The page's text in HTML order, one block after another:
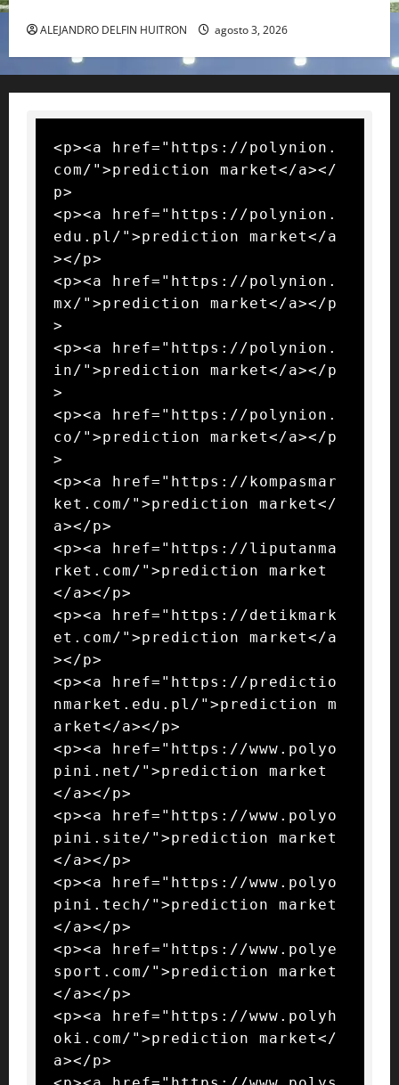
ALEJANDRO DELFIN HUITRON agosto 3, 2026
<p><a href="https://polynion.
com/">prediction market</a></
p>
<p><a href="https://polynion.
edu.pl/">prediction market</a
></p>
<p><a href="https://polynion.
mx/">prediction market</a></p
>
<p><a href="https://polynion.
in/">prediction market</a></p
>
<p><a href="https://polynion.
co/">prediction market</a></p
>
<p><a href="https://kompasmar
ket.com/">prediction market</
a></p>
<p><a href="https://liputanma
rket.com/">prediction market
</a></p>
<p><a href="https://detikmark
et.com/">prediction market</a
></p>
<p><a href="https://predictio
nmarket.edu.pl/">prediction m
arket</a></p>
<p><a href="https://www.polyo
pini.net/">prediction market
</a></p>
<p><a href="https://www.polyo
pini.site/">prediction market
</a></p>
<p><a href="https://www.polyo
pini.tech/">prediction market
</a></p>
<p><a href="https://www.polye
sport.com/">prediction market
</a></p>
<p><a href="https://www.polyh
oki.com/">prediction market</
a></p>